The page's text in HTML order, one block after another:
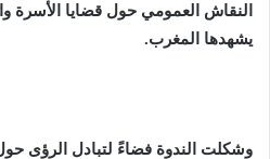
النقاش العمومي حول قضايا الأسرة
يشهدها المغرب.
وشكلت الندوة فضاءً لتبادل الرؤى حول